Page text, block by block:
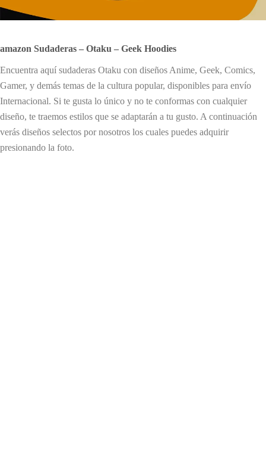
amazon Sudaderas – Otaku – Geek Hoodies
Encuentra aquí sudaderas Otaku con diseños Anime, Geek, Comics,
Gamer, y demás temas de la cultura popular, disponibles para envío
Internacional. Si te gusta lo único y no te conformas con cualquier
diseño, te traemos estilos que se adaptarán a tu gusto. A continuación
verás diseños selectos por nosotros los cuales puedes adquirir
presionando la foto.